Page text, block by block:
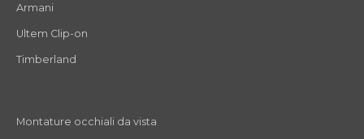
Armani
Ultem Clip-on
Timberland
Montature occhiali da vista